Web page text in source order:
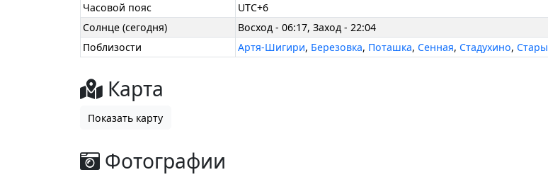
Часовой пояс
UTC+6
Солнце (сегодня)
Восход - 06:17, Заход - 22:04
Поблизости
Артя-Шигири, Березовка, Поташка, Сенная, Стадухино,
Карта
Показать карту
Фотографии